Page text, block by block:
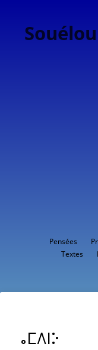
Pensées
Textes
ⴰⵎⴷⵏⴾ